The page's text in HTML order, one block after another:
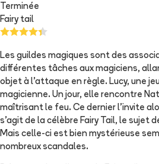
Terminée
Fairy tail
Les guildes magiques sont des
différentes tâches aux magiciens,
objet à l'attaque en règle. Lucy, une
magicienne. Un jour, elle rencontre
maîtrisant le feu. Ce dernier l'invite
s'agit de la célèbre Fairy Tail, le sujet
Mais celle-ci est bien mystérieuse
nombreux scandales.